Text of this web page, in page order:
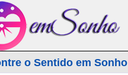
mais
o Sentido em Sonho